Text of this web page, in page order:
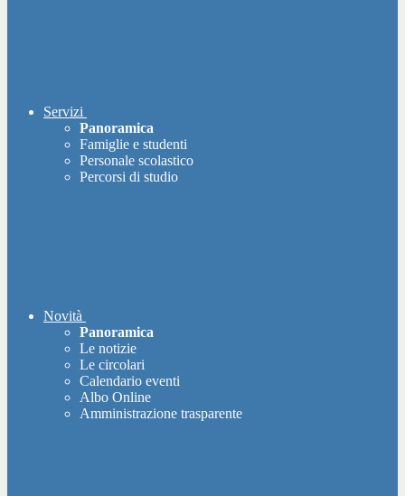
Servizi
Panoramica
Famiglie e studenti
Personale scolastico
Percorsi di studio
Novità
Panoramica
Le notizie
Le circolari
Calendario eventi
Albo Online
Amministrazione trasparente